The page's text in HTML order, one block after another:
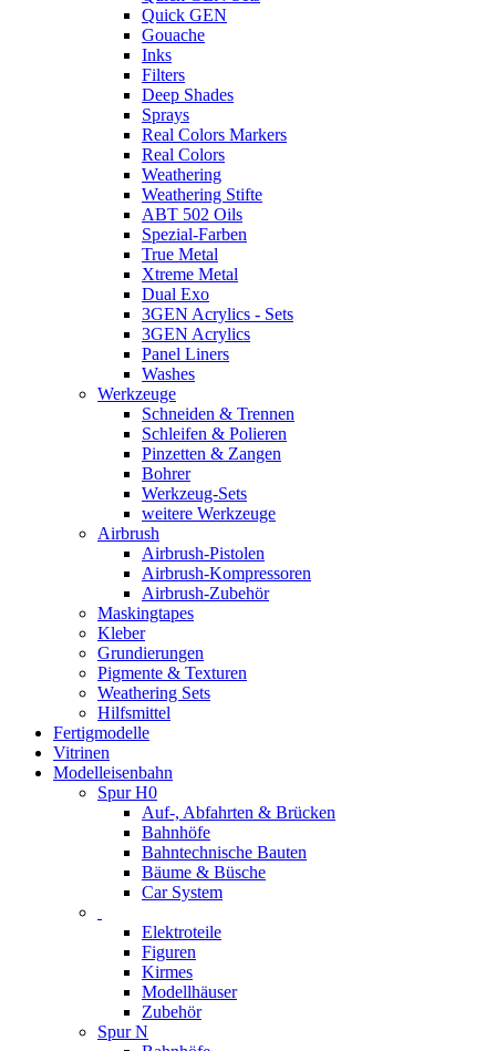
Quick GEN
Gouache
Inks
Filters
Deep Shades
Sprays
Real Colors Markers
Real Colors
Weathering
Weathering Stifte
ABT 502 Oils
Spezial-Farben
True Metal
Xtreme Metal
Dual Exo
3GEN Acrylics - Sets
3GEN Acrylics
Panel Liners
Washes
Werkzeuge
Schneiden & Trennen
Schleifen & Polieren
Pinzetten & Zangen
Bohrer
Werkzeug-Sets
weitere Werkzeuge
Airbrush
Airbrush-Pistolen
Airbrush-Kompressoren
Airbrush-Zubehör
Maskingtapes
Kleber
Grundierungen
Pigmente & Texturen
Weathering Sets
Hilfsmittel
Fertigmodelle
Vitrinen
Modelleisenbahn
Spur H0
Auf-, Abfahrten & Brücken
Bahnhöfe
Bahntechnische Bauten
Bäume & Büsche
Car System
Elektroteile
Figuren
Kirmes
Modellhäuser
Zubehör
Spur N